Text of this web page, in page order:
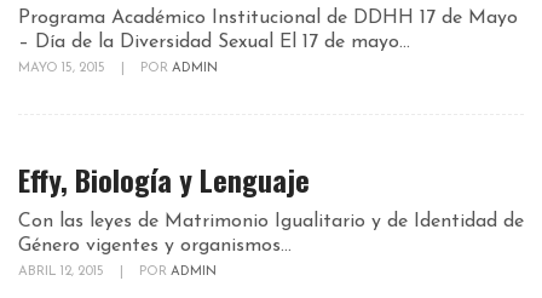
Programa Académico Institucional de DDHH 17 de Mayo
– Día de la Diversidad Sexual El 17 de mayo...
MAYO 15, 2015 POR ADMIN
Effy, Biología y Lenguaje
Con las leyes de Matrimonio Igualitario y de Identidad de
Género vigentes y organismos...
ABRIL 12, 2015 POR ADMIN